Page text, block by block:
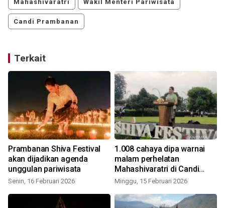
Mahashivaratri Wakil Menteri Pariwisata
Candi Prambanan
Terkait
Prambanan Shiva Festival
akan dijadikan agenda
unggulan pariwisata
Senin, 16 Februari 2026
1.008 cahaya dipa warnai
malam perhelatan
Mahashivaratri di Candi
Prambanan
Minggu, 15 Februari 2026